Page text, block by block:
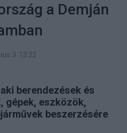
a Demján
3. 13:22
berendezések és
gépek, eszközök,
beszerzésére